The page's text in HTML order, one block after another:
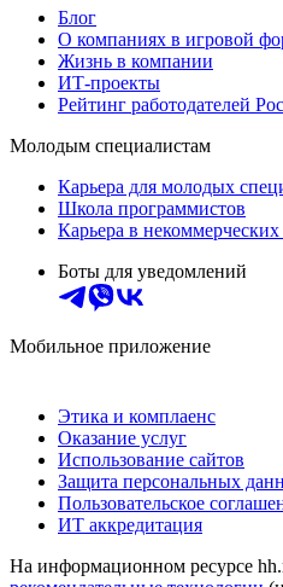
Блог
О компаниях в игровой
Жизнь в компании
ИТ-проекты
Рейтинг работодателей
Молодым специалистам
Карьера для молодых
Школа программистов
Карьера в
Боты для уведомлений
Мобильное приложение
Этика и комплаенс
Оказание услуг
Использование сайтов
Защита персональных
Пользовательское
ИТ аккредитация
На информационном ресурсе